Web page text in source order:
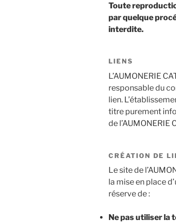
Toute
par quelque
interdite.
LIENS
L’AUMONERIE
responsable du
lien.
titre purement
de l’AUMONERIE
CRÉATION DE
Le site de
la mise en place
réserve de :
Ne pas utiliser la